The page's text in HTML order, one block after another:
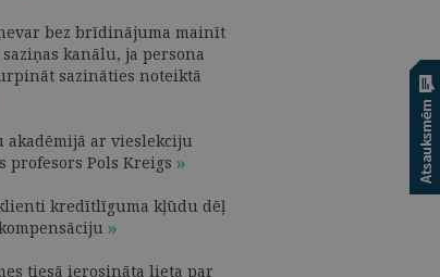
bez brīdinājuma mainīt
kanālu, ja persona
sazināties noteiktā
akadēmijā ar vieslekciju
profesors Pols Kreigs
kredītlīguma kļūdu dēļ
tiesā ierosināta lieta par